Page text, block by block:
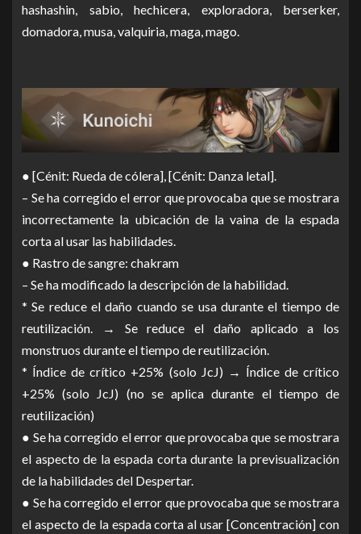
hashashin, sabio, hechicera, exploradora, berserker,
domadora, musa, valquiria, maga, mago.
● [Cénit: Rueda de cólera], [Cénit: Danza letal].
– Se ha corregido el error que provocaba que se mostrara
incorrectamente la ubicación de la vaina de la espada
corta al usar las habilidades.
● Rastro de sangre: chakram
– Se ha modificado la descripción de la habilidad.
* Se reduce el daño cuando se usa durante el tiempo de
reutilización. → Se reduce el daño aplicado a los
monstruos durante el tiempo de reutilización.
* Índice de crítico +25% (solo JcJ) → Índice de crítico
+25% (solo JcJ) (no se aplica durante el tiempo de
reutilización)
● Se ha corregido el error que provocaba que se mostrara
el aspecto de la espada corta durante la previsualización
de la habilidades del Despertar.
● Se ha corregido el error que provocaba que se mostrara
el aspecto de la espada corta al usar [Concentración] con